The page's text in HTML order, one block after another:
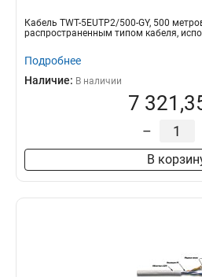
Кабель TWT-5EUTP2/500-GY, 500
распространенным типом кабеля,
Подробнее
Наличие: В наличии
7
–
В